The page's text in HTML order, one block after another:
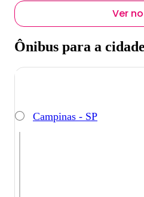
Ver
Ônibus para a
Campinas - SP